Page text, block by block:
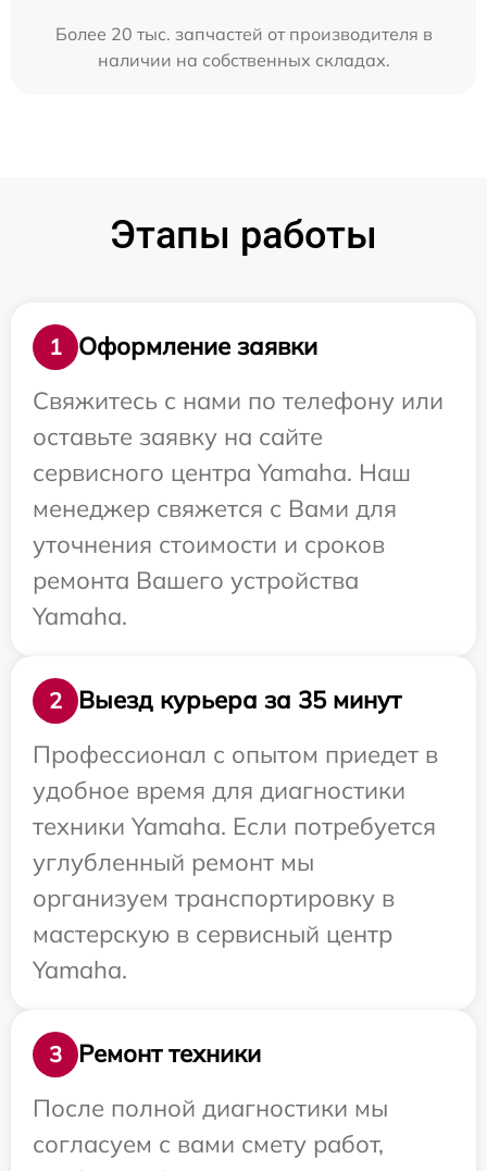
Более 20 тыс. запчастей от производителя в
наличии на собственных складах.
Этапы работы
1
Оформление заявки
Свяжитесь с нами по телефону или
оставьте заявку на сайте
сервисного центра Yamaha. Наш
менеджер свяжется с Вами для
уточнения стоимости и сроков
ремонта Вашего устройства
Yamaha.
2
Выезд курьера за 35 минут
Профессионал с опытом приедет в
удобное время для диагностики
техники Yamaha. Если потребуется
углубленный ремонт мы
организуем транспортировку в
мастерскую в сервисный центр
Yamaha.
3
Ремонт техники
После полной диагностики мы
согласуем с вами смету работ,